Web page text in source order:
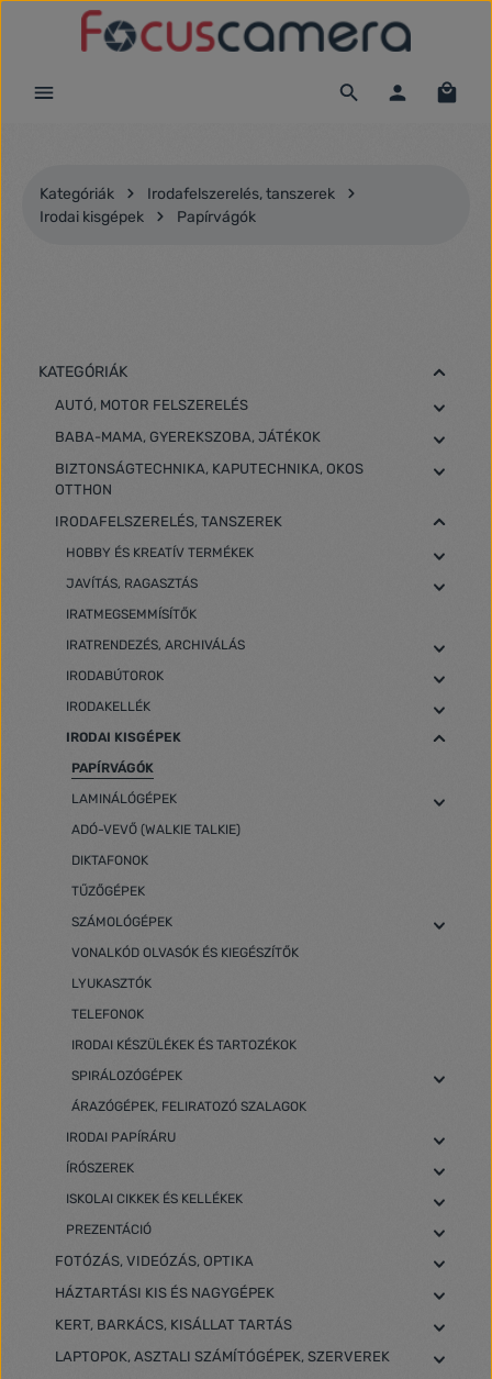
Ugrás a fő tartalomra
Kategóriák
Irodafelszerelés, tanszerek
Irodai kisgépek
Papírvágók
KATEGÓRIÁK
AUTÓ, MOTOR FELSZERELÉS
BABA-MAMA, GYEREKSZOBA, JÁTÉKOK
BIZTONSÁGTECHNIKA, KAPUTECHNIKA, OKOS
OTTHON
IRODAFELSZERELÉS, TANSZEREK
HOBBY ÉS KREATÍV TERMÉKEK
JAVÍTÁS, RAGASZTÁS
IRATMEGSEMMÍSÍTŐK
IRATRENDEZÉS, ARCHIVÁLÁS
IRODABÚTOROK
IRODAKELLÉK
IRODAI KISGÉPEK
PAPÍRVÁGÓK
LAMINÁLÓGÉPEK
ADÓ-VEVŐ (WALKIE TALKIE)
DIKTAFONOK
TŰZŐGÉPEK
SZÁMOLÓGÉPEK
VONALKÓD OLVASÓK ÉS KIEGÉSZÍTŐK
LYUKASZTÓK
TELEFONOK
IRODAI KÉSZÜLÉKEK ÉS TARTOZÉKOK
SPIRÁLOZÓGÉPEK
ÁRAZÓGÉPEK, FELIRATOZÓ SZALAGOK
IRODAI PAPÍRÁRU
ÍRÓSZEREK
ISKOLAI CIKKEK ÉS KELLÉKEK
PREZENTÁCIÓ
FOTÓZÁS, VIDEÓZÁS, OPTIKA
HÁZTARTÁSI KIS ÉS NAGYGÉPEK
KERT, BARKÁCS, KISÁLLAT TARTÁS
LAPTOPOK, ASZTALI SZÁMÍTÓGÉPEK, SZERVEREK